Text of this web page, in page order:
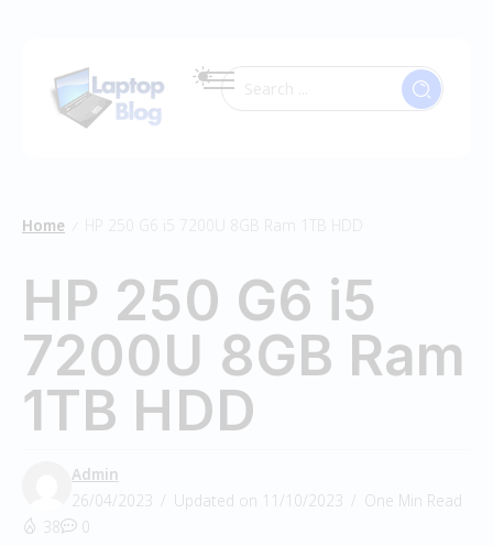
Home HP 250 G6 i5 7200U 8GB Ram 1TB HDD
HP 250 G6 i5
7200U 8GB Ram
1TB HDD
Admin
26/04/2023
Updated on 11/10/2023
One Min Read
38
0